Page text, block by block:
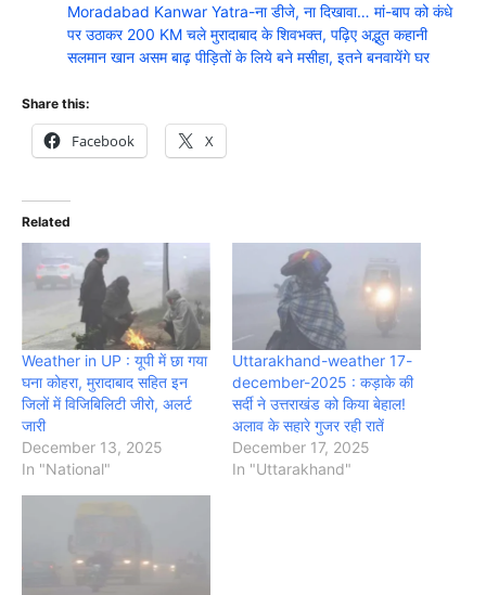
Moradabad Kanwar Yatra-ना डीजे, ना दिखावा… मां-बाप को कंधे
पर उठाकर 200 KM चले मुरादाबाद के शिवभक्त, पढ़िए अद्भुत कहानी
सलमान खान असम बाढ़ पीड़ितों के लिये बने मसीहा, इतने बनवायेंगे घर
Share this:
Facebook X
Related
Weather in UP : यूपी में छा गया
घना कोहरा, मुरादाबाद सहित इन
जिलों में विजिबिलिटी जीरो, अलर्ट
जारी
December 13, 2025
In "National"
Uttarakhand-weather 17-
december-2025 : कड़ाके की
सर्दी ने उत्तराखंड को किया बेहाल!
अलाव के सहारे गुजर रही रातें
December 17, 2025
In "Uttarakhand"